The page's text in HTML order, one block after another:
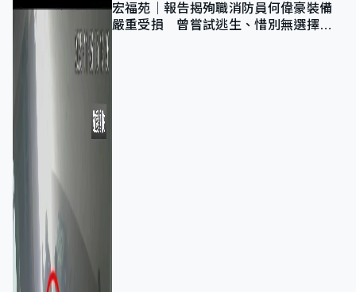
宏福苑｜報告揭殉職消防員何偉豪裝備
嚴重受損 曾嘗試逃生、惜別無選擇下